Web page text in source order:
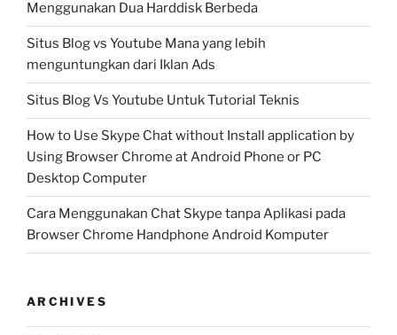
Menggunakan Dua Harddisk Berbeda
Situs Blog vs Youtube Mana yang lebih
menguntungkan dari Iklan Ads
Situs Blog Vs Youtube Untuk Tutorial Teknis
How to Use Skype Chat without Install application by
Using Browser Chrome at Android Phone or PC
Desktop Computer
Cara Menggunakan Chat Skype tanpa Aplikasi pada
Browser Chrome Handphone Android Komputer
ARCHIVES